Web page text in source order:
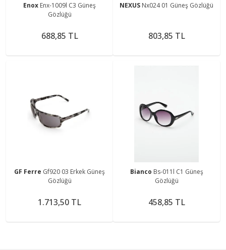
Enox Enx-1009l C3 Güneş
Gözlüğü
688,85 TL
NEXUS Nx024 01 Güneş Gözlüğü
803,85 TL
GF Ferre Gf920 03 Erkek Güneş
Gözlüğü
1.713,50 TL
Bianco Bs-011l C1 Güneş
Gözlüğü
458,85 TL